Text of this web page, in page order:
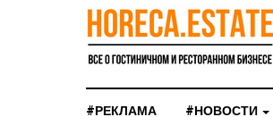
#РЕКЛАМА #НОВОСТИ